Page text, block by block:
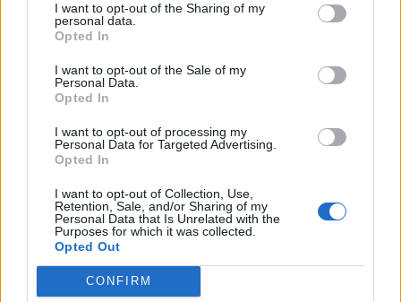
I want to opt-out of the Sharing of my
personal data.
Opted In
I want to opt-out of the Sale of my
Personal Data.
Opted In
I want to opt-out of processing my
Personal Data for Targeted Advertising.
Opted In
I want to opt-out of Collection, Use,
Retention, Sale, and/or Sharing of my
Personal Data that Is Unrelated with the
Purposes for which it was collected.
Opted Out
CONFIRM
Απέναντι σε αύτη την στυγνά Αντιλαϊκή
Πολιτική της Απομόρφωσης των Λαϊκών
βασικότερων Εργασιακών και Μορφωτικών
Κατακτήσεων των Εκπαιδευτικών, ο Μόνος
Ανάπτυξη της Συλλογικής Πάλης
Όλοι στην Απεργιακή Κινητοποήηση(8-2μμ) τη
στη Λεωφόρο 62 Μαρτύρων"
Διαβάστε περισσότερες ειδήσεις από
τηνΚρήτηκαι τοΗράκλειο